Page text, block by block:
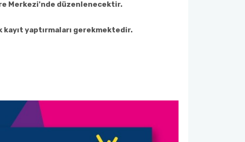
Merkezi'nde düzenlenecektir.
yaptırmaları gerekmektedir.